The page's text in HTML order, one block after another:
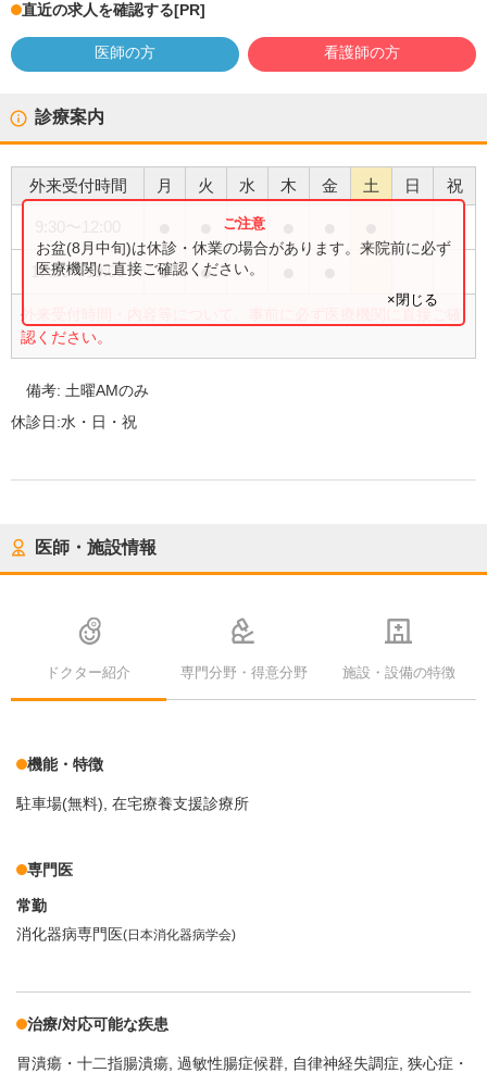
直近の求人を確認する[PR]
医師の方 看護師の方
診療案内
外来受付時間 月 火 水 木 金 土 日 祝
17:30〜19:00 ● ●
外来受付時間・内容等について、事前に必ず医療機関に直接ご確
認ください。
お盆(8月中旬)は休診・休業の場合があります。来院前に必ず
医療機関に直接ご確認ください。
×閉じる
備考: 土曜AMのみ
休診日:水・日・祝
医師・施設情報
ドクター紹介 専門分野・得意分野 施設・設備の特徴
機能・特徴
駐車場(無料) 在宅療養支援診療所
専門医
常勤
消化器病専門医(日本消化器病学会)
治療/対応可能な疾患
胃潰瘍・十二指腸潰瘍 過敏性腸症候群 自律神経失調症 狭心症・